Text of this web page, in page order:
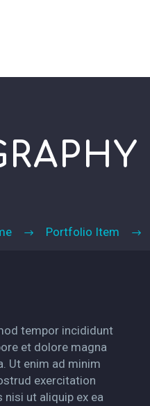
Portfolio Item
tempor incididunt
et dolore magna
Ut enim ad minim
exercitation
nisi ut aliquip ex ea